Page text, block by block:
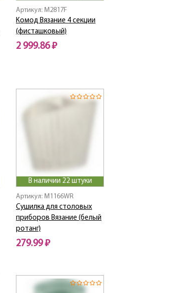
Артикул: M2817F
Комод Вязание 4 секции
(фисташковый)
2 999.86 ₽
В наличии 22 штуки
Артикул: M1166WR
Сушилка для столовых
приборов Вязание (белый
ротанг)
279.99 ₽